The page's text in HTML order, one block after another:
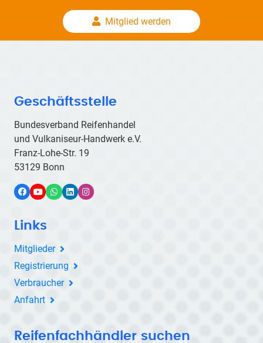
Mitglied werden
Geschäftsstelle
Bundesverband Reifenhandel
und Vulkaniseur-Handwerk e.V.
Franz-Lohe-Str. 19
53129 Bonn
FacebookYouTubeWhatsAppLinkedInInstagram
Links
Mitglieder
Registrierung
Verbraucher
Anfahrt
Reifenfachhändler suchen